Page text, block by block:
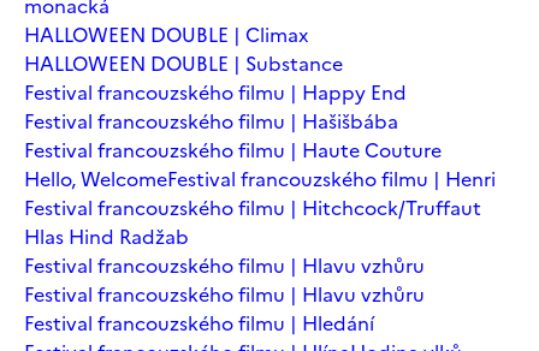
HALLOWEEN DOUBLE | Climax
HALLOWEEN DOUBLE | Substance
Festival francouzského filmu | Happy End
Festival francouzského filmu | Hašišbába
Festival francouzského filmu | Haute Couture
Hello, WelcomeFestival francouzského filmu | Henri
Festival francouzského filmu | Hitchcock/Truffaut
Hlas Hind Radžab
Festival francouzského filmu | Hlavu vzhůru
Festival francouzského filmu | Hlavu vzhůru
Festival francouzského filmu | Hledání